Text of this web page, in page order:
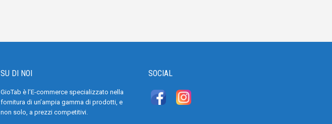
SU DI NOI
GioTab è l’E-commerce specializzato nella
fornitura di un’ampia gamma di prodotti, e
non solo, a prezzi competitivi.
SOCIAL